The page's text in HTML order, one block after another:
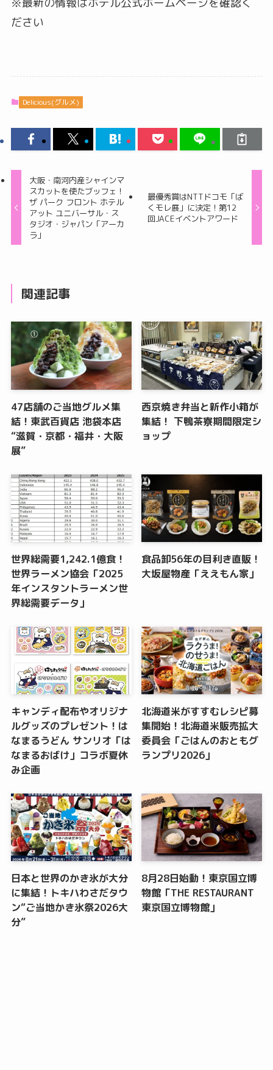
ださい
Delicious(グルメ)
大阪・南河内産シャインマ
スカットを使たブッフェ！
ザ パーク フロント ホテル
アット ユニバーサル・ス
タジオ・ジャパン「アーカ
ラ」
最優秀賞はNTTドコモ「ば
くモレ展」に決定！第12
回JACEイベントアワード
関連記事
47店舗のご当地グルメ集
結！東武百貨店 池袋本店
“滋賀・京都・福井・大阪
展”
西京焼き弁当と新作小箱が
集結！ 下鴨茶寮期間限定シ
ョップ
世界総需要1,242.1億食！
世界ラーメン協会「2025
年インスタントラーメン世
界総需要データ」
食品卸56年の目利き直販！
大坂屋物産「ええもん家」
キャンディ配布やオリジナ
ルグッズのプレゼント！は
なまるうどん サンリオ「は
なまるおばけ」コラボ夏休
み企画
北海道米がすすむレシピ募
集開始！北海道米販売拡大
委員会「ごはんのおともグ
ランプリ2026」
日本と世界のかき氷が大分
に集結！トキハわさだタウ
ン“ご当地かき氷祭2026大
分”
8月28日始動！東京国立博
物館「THE RESTAURANT
東京国立博物館」